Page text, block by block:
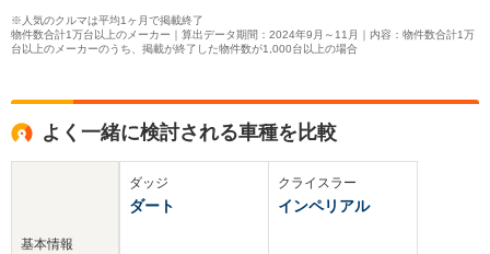
※人気のクルマは平均1ヶ月で掲載終了
物件数合計1万台以上のメーカー｜算出データ期間：2024年9月～11月｜内容：物件数合計1万
台以上のメーカーのうち、掲載が終了した物件数が1,000台以上の場合
よく一緒に検討される車種を比較
基本情報
ダッジ
ダート
クライスラー
インペリアル